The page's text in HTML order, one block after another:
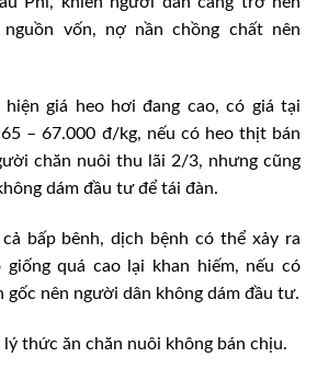
vốn, nợ nần chồng chất nên
hiện giá heo hơi đang cao, có giá tại
– 67.000 đ/kg, nếu có heo thịt bán
chăn nuôi thu lãi 2/3, nhưng cũng
dám đầu tư để tái đàn.
bấp bênh, dịch bệnh có thể xảy ra
giống quá cao lại khan hiếm, nếu có
gốc nên người dân không dám đầu tư.
lý thức ăn chăn nuôi không bán chịu.